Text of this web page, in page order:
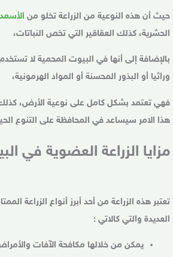
حيث أن هذه النوعية من الزراعة تخلو من
الحشرية، كذلك العقاقير التي تخص النباتات،
بالإضافة إلى أنها في البيوت المحمية لا
وراثيا أو البذور المحسنة أو المواد الهرمونية،
فهي تعتمد بشكل كامل على نوعية الأرض،
هذا الامر سيساعد في المحافظة على التنوع
مزايا الزراعة العضوية في
تعتبر هذه الزراعة من أحد أبرز أنواع الزراعة
العديدة والتي كالاتي :
يمكن من خلالها مكافحة الآفات والأمراض